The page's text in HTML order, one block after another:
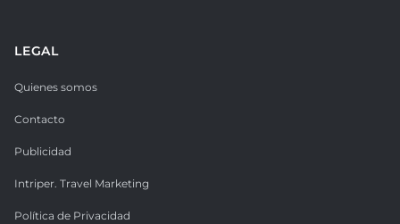
LEGAL
Quienes somos
Contacto
Publicidad
Intriper. Travel Marketing
Política de Privacidad